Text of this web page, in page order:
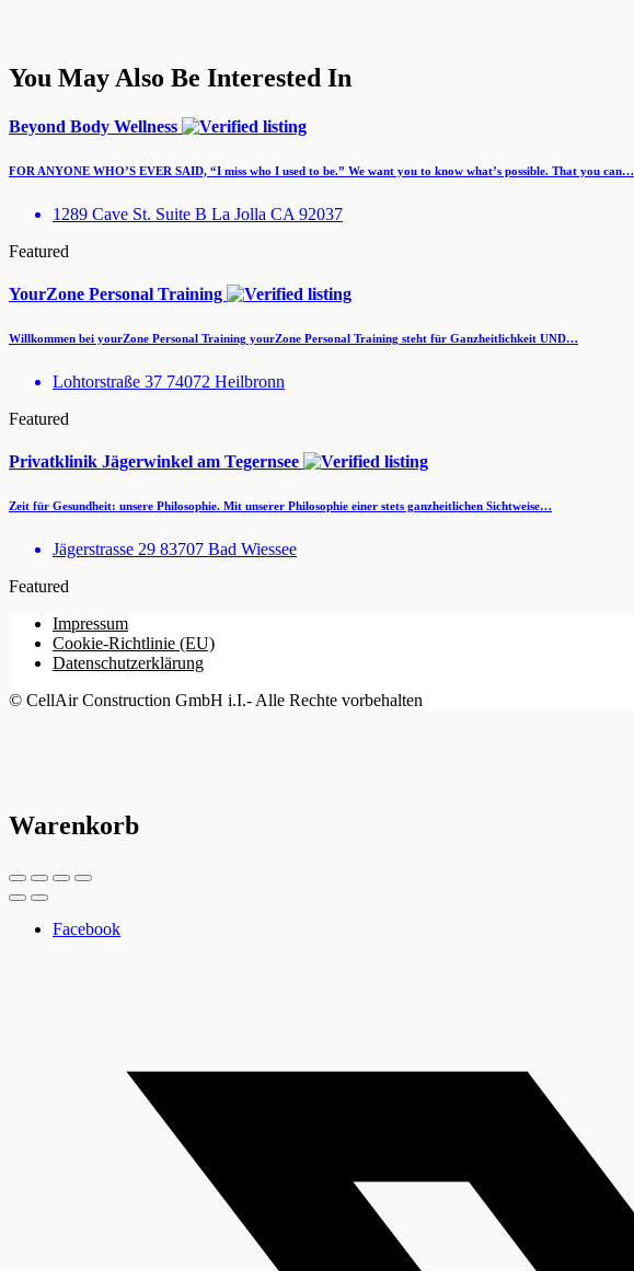
You May Also Be Interested In
Beyond Body Wellness
FOR ANYONE WHO’S EVER SAID, “I miss who I used to be.” We want you to know what’s possible. That you can…
1289 Cave St. Suite B La Jolla CA 92037
Featured
YourZone Personal Training
Willkommen bei yourZone Personal Training yourZone Personal Training steht für Ganzheitlichkeit UND…
Lohtorstraße 37 74072 Heilbronn
Featured
Privatklinik Jägerwinkel am Tegernsee
Zeit für Gesundheit: unsere Philosophie. Mit unserer Philosophie einer stets ganzheitlichen Sichtweise…
Jägerstrasse 29 83707 Bad Wiessee
Featured
Impressum
Cookie-Richtlinie (EU)
Datenschutzerklärung
© CellAir Construction GmbH i.I.- Alle Rechte vorbehalten
Warenkorb
Facebook